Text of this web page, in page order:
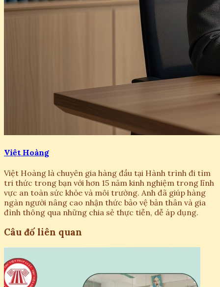
Việt Hoàng
Việt Hoàng là chuyên gia hàng đầu tại Hành trình đi tìm
tri thức trong bạn với hơn 15 năm kinh nghiệm trong lĩnh
vực an toàn sức khỏe và môi trường. Anh đã giúp hàng
ngàn người nâng cao nhận thức bảo vệ bản thân và gia
đình thông qua những chia sẻ thực tiễn, dễ áp dụng.
Câu đố liên quan